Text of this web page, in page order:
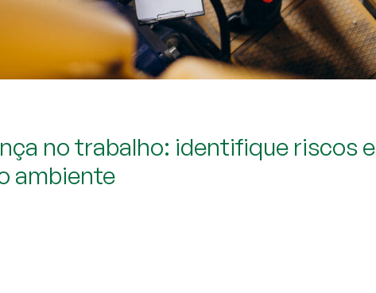
no trabalho: identifique riscos e
ambiente